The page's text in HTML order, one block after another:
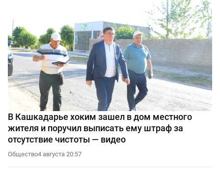
В Кашкадарье хоким зашел в дом местного
жителя и поручил выписать ему штраф за
отсутствие чистоты — видео
Общество4 августа 20:57